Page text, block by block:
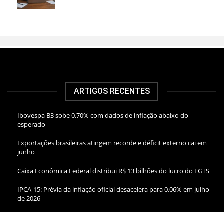
ARTIGOS RECENTES
Ibovespa B3 sobe 0,70% com dados de inflação abaixo do
esperado
Exportações brasileiras atingem recorde e déficit externo cai em
junho
Caixa Econômica Federal distribui R$ 13 bilhões do lucro do FGTS
IPCA-15: Prévia da inflação oficial desacelera para 0,06% em julho
de 2026